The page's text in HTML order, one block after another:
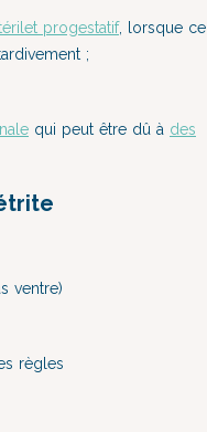
progestatif, lorsque ce
;
qui peut être dû à des
ventre)
règles